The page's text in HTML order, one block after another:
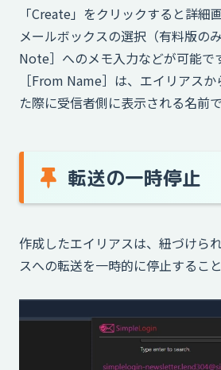
「Create」をクリックすると詳細
メールボックスの選択（有料版の
Note］へのメモ入力などが可能で
［From Name］は、エイリアス
た際に受信者側に表示される名前で
転送の一時停止
作成したエイリアスは、紐づけら
スへの転送を一時的に停止すること